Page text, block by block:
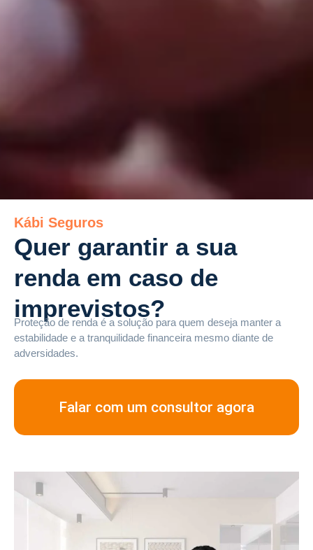
Kábi Seguros
Quer garantir a sua
renda em caso de
imprevistos?
Proteção de renda é a solução para quem deseja manter a
estabilidade e a tranquilidade financeira mesmo diante de
adversidades.
Falar com um consultor agora